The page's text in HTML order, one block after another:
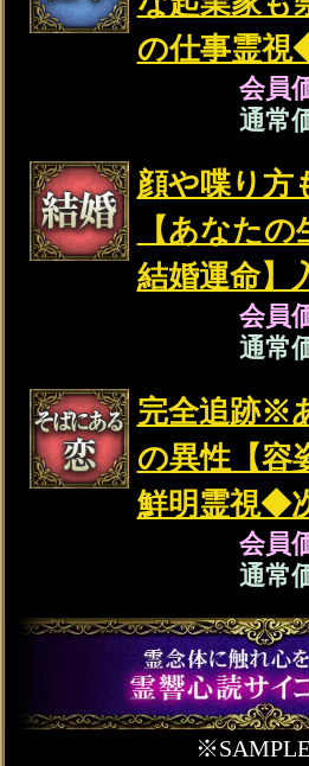
を直に聞く】愛欲/嗜
会員価格2,255
通常価格2,530
職場/歳の差/略奪◆
業霊視】2人の脈/絆
1,595
通常価格1,760
※SAMPLE※
霊触霊覗サイコメトリー
更に霊力を高めこの先どのような
運命が待ち受けているのか
あなたやあの人の霊体を通して
未来を覗かせていただきます。
1年後/3年後/10年後の姿や